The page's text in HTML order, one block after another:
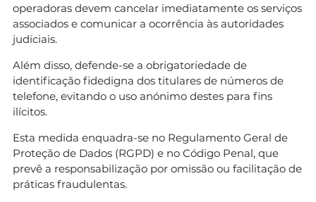
operadoras devem cancelar imediatamente os serviços
associados e comunicar a ocorrência às autoridades
judiciais.
Além disso, defende-se a obrigatoriedade de
identificação fidedigna dos titulares de números de
telefone, evitando o uso anónimo destes para fins
ilícitos.
Esta medida enquadra-se no Regulamento Geral de
Proteção de Dados (RGPD) e no Código Penal, que
prevê a responsabilização por omissão ou facilitação de
práticas fraudulentas.